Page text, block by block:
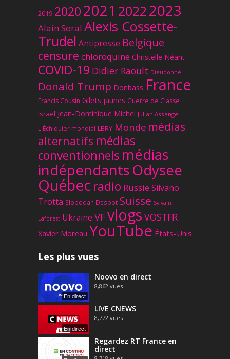
2019 20202021 20222023
Alain Soral Alexis Cossette-
Trudel Antipresse Belgique
censure chloroquine Christelle Néant
COVID-19 Didier Raoult Dieudonné
Donald Trump Donbass France
Francis Cousin Gilets jaunes Guerre de Classe
Israël Jean-Dominique Michel Julian Assange
L'Échiquier mondial LBRY Monde médias
alternatifs médias
conventionnels médias
indépendantsOdysee
Québec radio Russie Silvano
Trotta Slobodan Despot Suisse Sylvain
Laforest Ukraine VFvlogs VOSTFR
Xavier Moreau YouTube États-Unis
Les plus vues
En direct
Noovo en direct
8,862 vues
En direct
LIVE CNEWS
8,772 vues
Regardez RT France en
direct